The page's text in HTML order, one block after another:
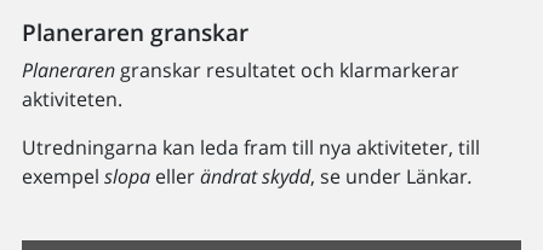
Planeraren granskar
Planerarengranskar resultatet och klarmarkerar
aktiviteten.
Utredningarna kan leda fram till nya aktiviteter, till
exempel slopaellerändrat skydd, se under Länkar.